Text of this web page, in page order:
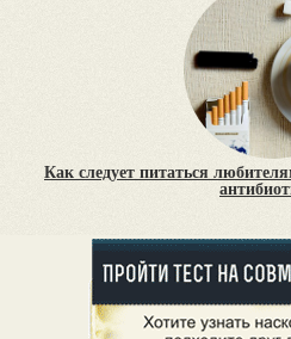
Как следует питаться